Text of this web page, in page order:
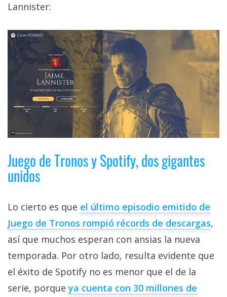
Lannister:
Juego de Tronos y Spotify, dos gigantes
unidos
Lo cierto es que el último episodio emitido de
Juego de Tronos rompió récords de descargas,
así que muchos esperan con ansias la nueva
temporada. Por otro lado, resulta evidente que
el éxito de Spotify no es menor que el de la
serie, porqueya cuenta con 30 millones de